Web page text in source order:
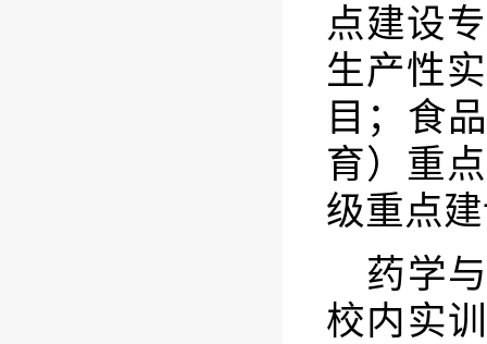
点建设
生产性
目；食
育）重
级重点
药学
校内实